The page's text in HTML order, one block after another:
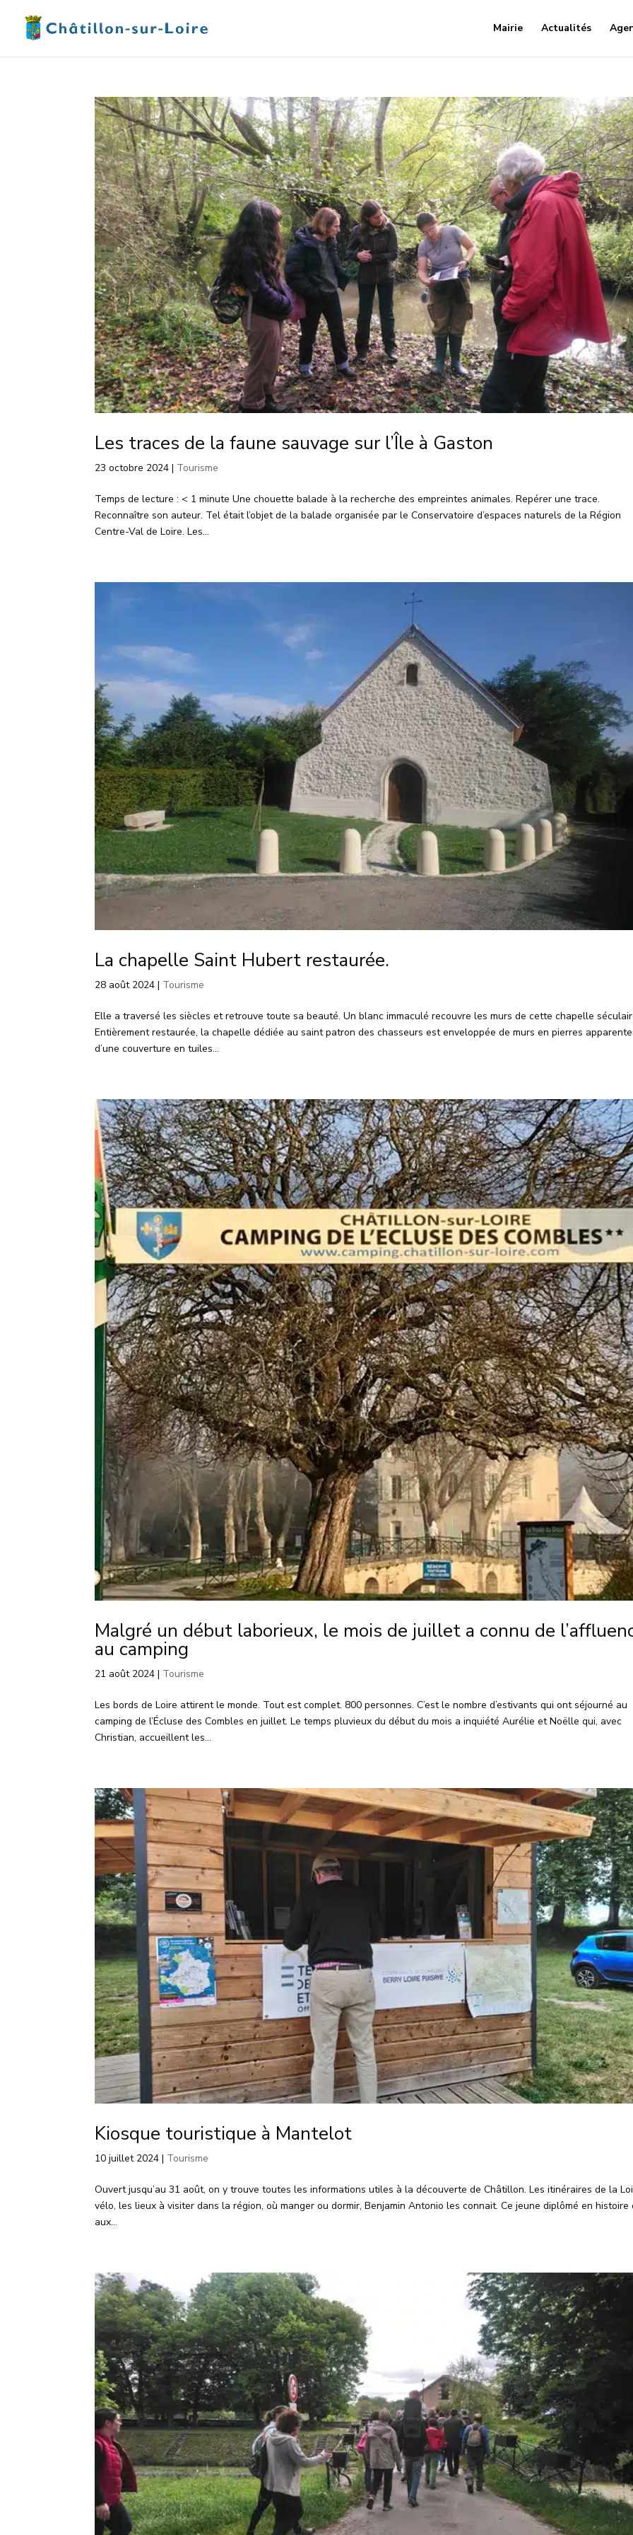
Mairie Actualités
Les traces de la faune sauvage sur l’Île à Gaston
23 octobre 2024 | Tourisme
Temps de lecture : < 1 minute Une chouette balade à la recherche des empreintes animales. Repérer une trace.
Reconnaître son auteur. Tel était l’objet de la balade organisée par le Conservatoire d’espaces naturels de la Région
Centre-Val de Loire. Les...
La chapelle Saint Hubert restaurée.
28 août 2024 | Tourisme
Elle a traversé les siècles et retrouve toute sa beauté. Un blanc immaculé recouvre les murs de cette chapelle
Entièrement restaurée, la chapelle dédiée au saint patron des chasseurs est enveloppée de murs en pierres
d’une couverture en tuiles...
Malgré un début laborieux, le mois de juillet a connu de
au camping
21 août 2024 | Tourisme
Les bords de Loire attirent le monde. Tout est complet. 800 personnes. C’est le nombre d’estivants qui ont séjourné au
camping de l’Écluse des Combles en juillet. Le temps pluvieux du début du mois a inquiété Aurélie et Noëlle qui, avec
Christian, accueillent les...
Kiosque touristique à Mantelot
10 juillet 2024 | Tourisme
Ouvert jusqu’au 31 août, on y trouve toutes les informations utiles à la découverte de Châtillon. Les itinéraires de la
vélo, les lieux à visiter dans la région, où manger ou dormir, Benjamin Antonio les connait. Ce jeune diplômé en
aux...